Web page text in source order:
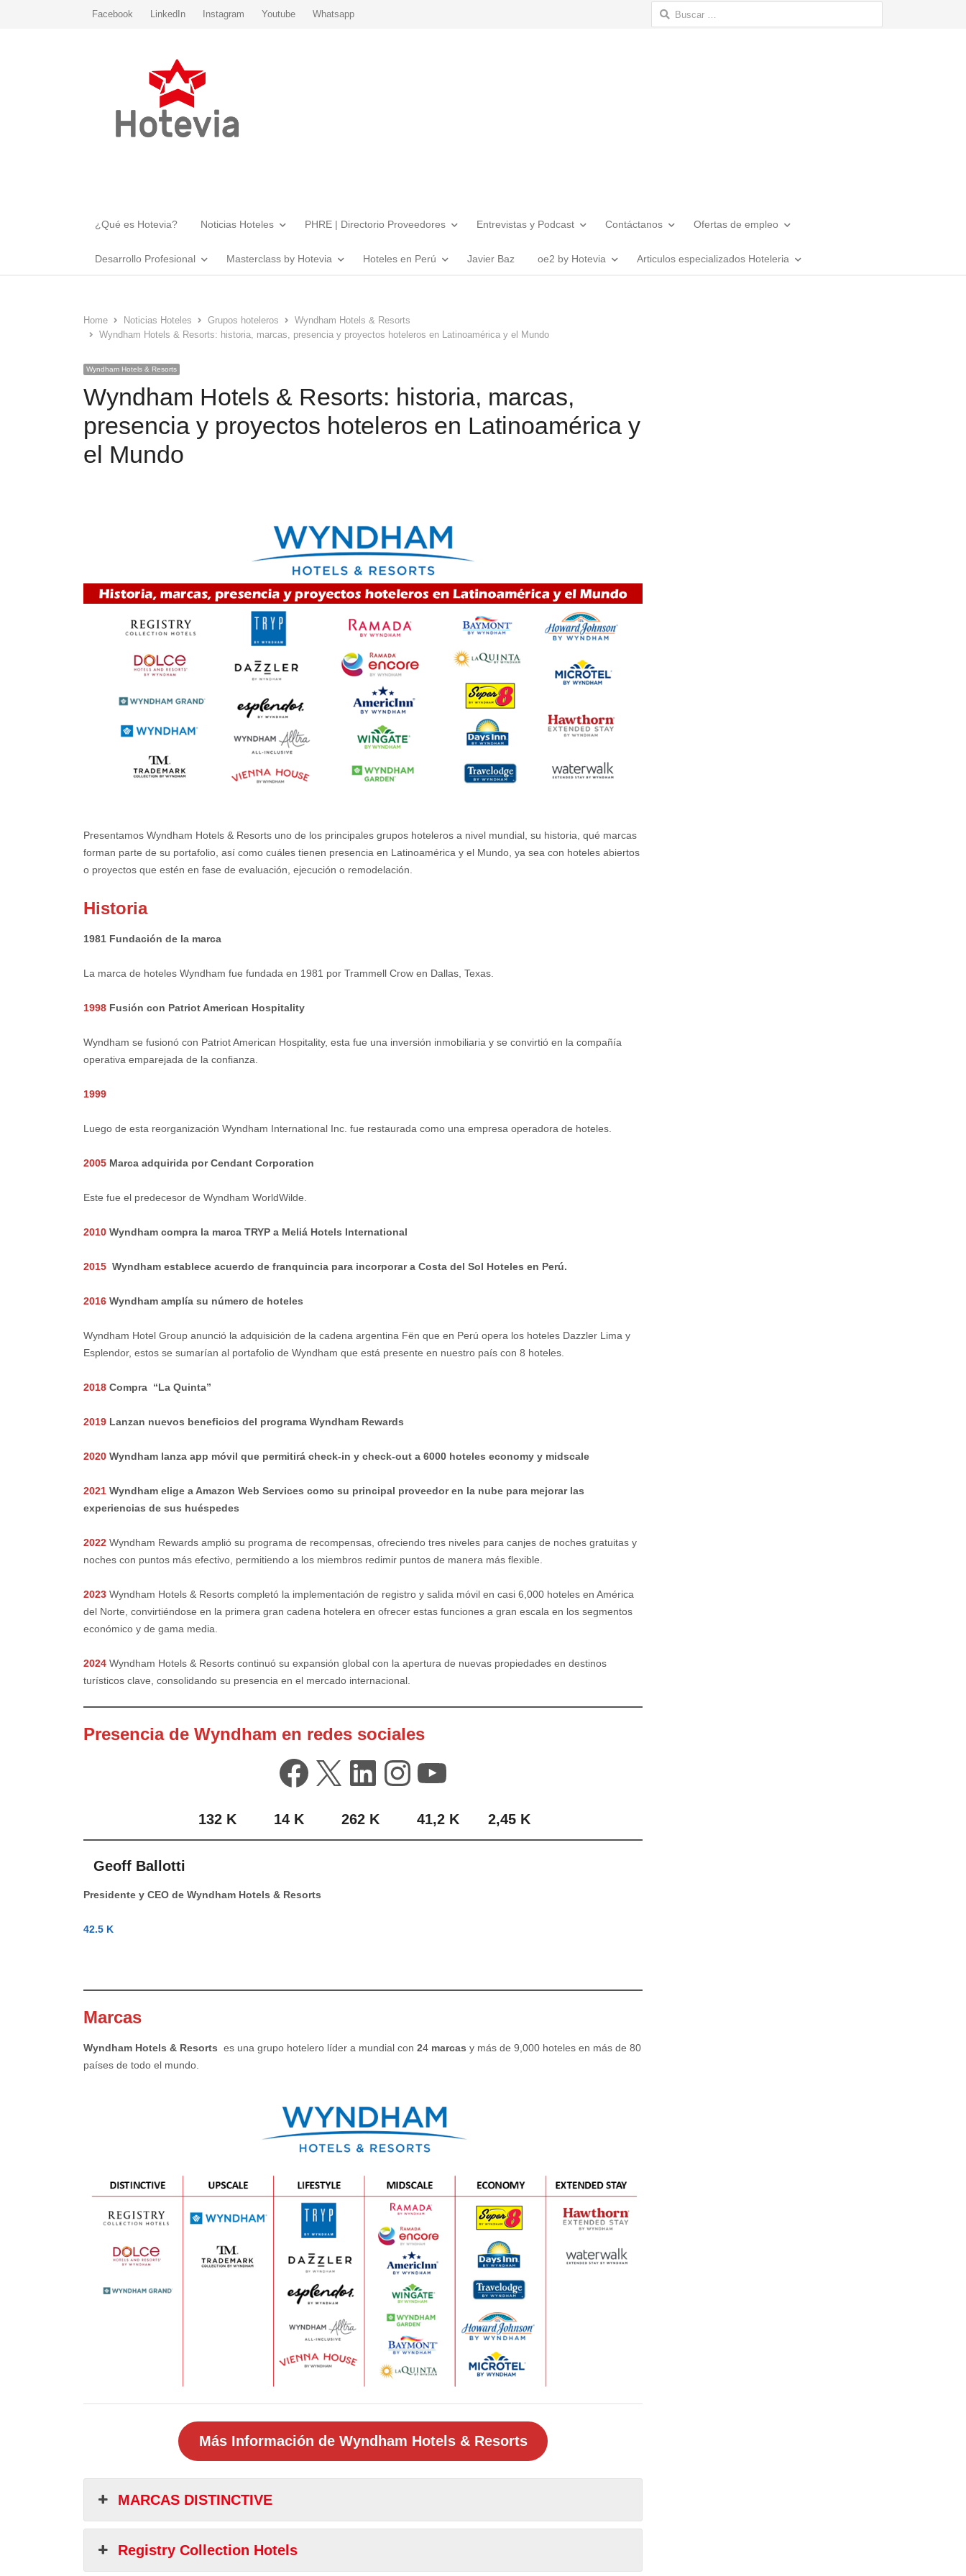
Facebook LinkedIn Instagram Youtube Whatsapp Buscar:
¿Qué es Hotevia? Noticias Hoteles PHRE | Directorio Proveedores Entrevistas y Podcast Contáctanos Ofertas de empleo
Desarrollo Profesional Masterclass by Hotevia Hoteles en Perú Javier Baz oe2 by Hotevia Articulos especializados Hoteleria
Home Noticias Hoteles Grupos hoteleros
Wyndham Hotels & Resorts
Wyndham Hotels & Resorts: historia, marcas, presencia y proyectos hoteleros en Latinoamérica y el Mundo
Wyndham Hotels & Resorts
Wyndham Hotels & Resorts: historia, marcas,
presencia y proyectos hoteleros en Latinoamérica y
el Mundo
Presentamos Wyndham Hotels & Resorts uno de los principales grupos hoteleros a nivel mundial, su historia, qué marcas
forman parte de su portafolio, así como cuáles tienen presencia en Latinoamérica y el Mundo, ya sea con hoteles abiertos
o proyectos que estén en fase de evaluación, ejecución o remodelación.
Historia
1981 Fundación de la marca
La marca de hoteles Wyndham fue fundada en 1981 por Trammell Crow en Dallas, Texas.
1998 Fusión con Patriot American Hospitality
Wyndham se fusionó con Patriot American Hospitality, esta fue una inversión inmobiliaria y se convirtió en la compañía
operativa emparejada de la confianza.
1999
Luego de esta reorganización Wyndham International Inc. fue restaurada como una empresa operadora de hoteles.
2005 Marca adquirida por Cendant Corporation
Este fue el predecesor de Wyndham WorldWilde.
2010 Wyndham compra la marca TRYP a Meliá Hotels International
2015 Wyndham establece acuerdo de franquincia para incorporar a Costa del Sol Hoteles en Perú.
2016 Wyndham amplía su número de hoteles
Wyndham Hotel Group anunció la adquisición de la cadena argentina Fën que en Perú opera los hoteles Dazzler Lima y
Esplendor, estos se sumarían al portafolio de Wyndham que está presente en nuestro país con 8 hoteles.
2018 Compra “La Quinta”
2019 Lanzan nuevos beneficios del programa Wyndham Rewards
2020 Wyndham lanza app móvil que permitirá check-in y check-out a 6000 hoteles economy y midscale
2021 Wyndham elige a Amazon Web Services como su principal proveedor en la nube para mejorar las
experiencias de sus huéspedes
2022 Wyndham Rewards amplió su programa de recompensas, ofreciendo tres niveles para canjes de noches gratuitas y
noches con puntos más efectivo, permitiendo a los miembros redimir puntos de manera más flexible.
2023 Wyndham Hotels & Resorts completó la implementación de registro y salida móvil en casi 6,000 hoteles en América
del Norte, convirtiéndose en la primera gran cadena hotelera en ofrecer estas funciones a gran escala en los segmentos
económico y de gama media.
2024 Wyndham Hotels & Resorts continuó su expansión global con la apertura de nuevas propiedades en destinos
turísticos clave, consolidando su presencia en el mercado internacional.
Presencia de Wyndham en redes sociales
Facebook
X LinkedIn
Instagram
YouTube
132 K 14 K 262 K 41,2 K 2,45 K
Geoff Ballotti
Presidente y CEO de Wyndham Hotels & Resorts
42.5 K
Marcas
Wyndham Hotels & Resorts es una grupo hotelero líder a mundial con 24 marcas y más de 9,000 hoteles en más de 80
países de todo el mundo.
Más Información de Wyndham Hotels & Resorts
MARCAS DISTINCTIVE
Registry Collection Hotels